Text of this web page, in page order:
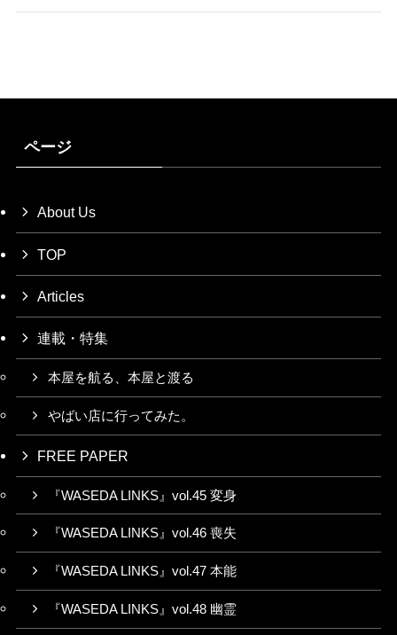
ページ
About Us
TOP
Articles
連載・特集
本屋を航る、本屋と渡る
やばい店に行ってみた。
FREE PAPER
『WASEDA LINKS』vol.45 変身
『WASEDA LINKS』vol.46 喪失
『WASEDA LINKS』vol.47 本能
『WASEDA LINKS』vol.48 幽霊